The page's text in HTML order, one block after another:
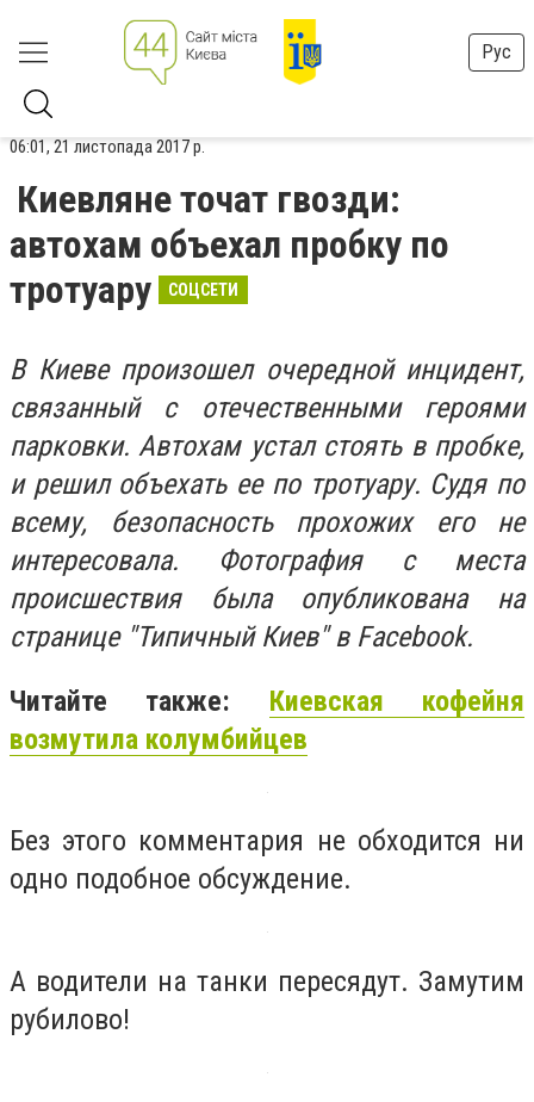
Рус
06:01, 21 листопада 2017 р.
Киевляне точат гвозди:
автохам объехал пробку по
тротуару
СОЦСЕТИ
В Киеве произошел очередной инцидент,
связанный с отечественными героями
парковки. Автохам устал стоять в пробке,
и решил объехать ее по тротуару. Судя по
всему, безопасность прохожих его не
интересовала. Фотография с места
происшествия была опубликована на
странице "Типичный Киев" в Facebook.
Читайте также: Киевская кофейня
возмутила колумбийцев
Без этого комментария не обходится ни
одно подобное обсуждение.
А водители на танки пересядут. Замутим
рубилово!